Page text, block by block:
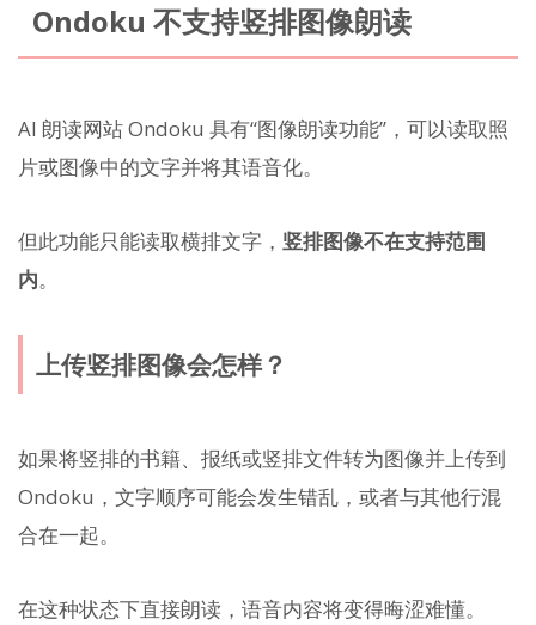
Ondoku 不支持竖排图像朗读
AI 朗读网站 Ondoku 具有“图像朗读功能”，可以读取照
片或图像中的文字并将其语音化。
但此功能只能读取横排文字， 竖排图像不在支持范围
内。
上传竖排图像会怎样？
如果将竖排的书籍、报纸或竖排文件转为图像并上传到
Ondoku，文字顺序可能会发生错乱，或者与其他行混
合在一起。
在这种状态下直接朗读，语音内容将变得晦涩难懂。